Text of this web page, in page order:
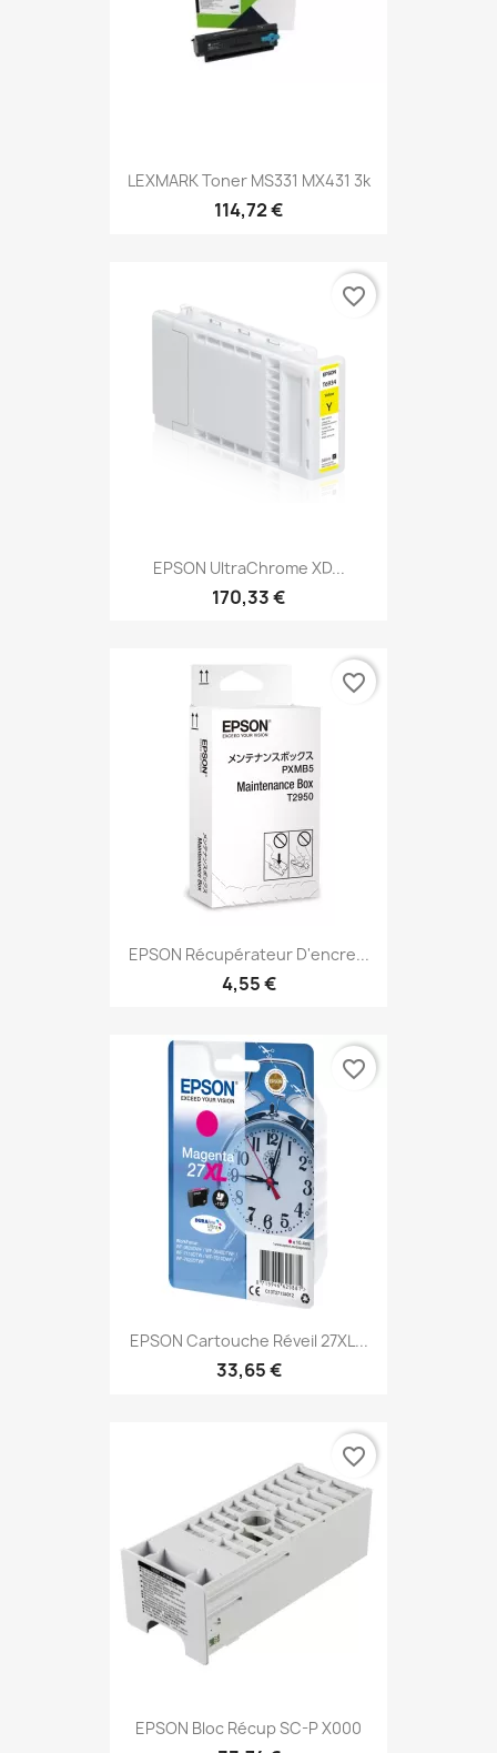
LEXMARK Toner MS331 MX431 3k
114,72 €
EPSON UltraChrome XD...
170,33 €
favorite_border
EPSON Récupérateur D'encre...
4,55 €
favorite_border
EPSON Cartouche Réveil 27XL...
33,65 €
favorite_border
EPSON Bloc Récup SC-P X000
favorite_border